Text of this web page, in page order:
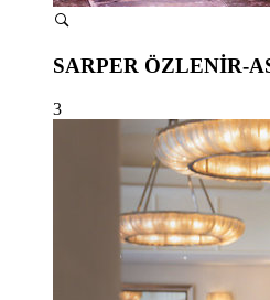
SARPER ÖZLENİR-
3